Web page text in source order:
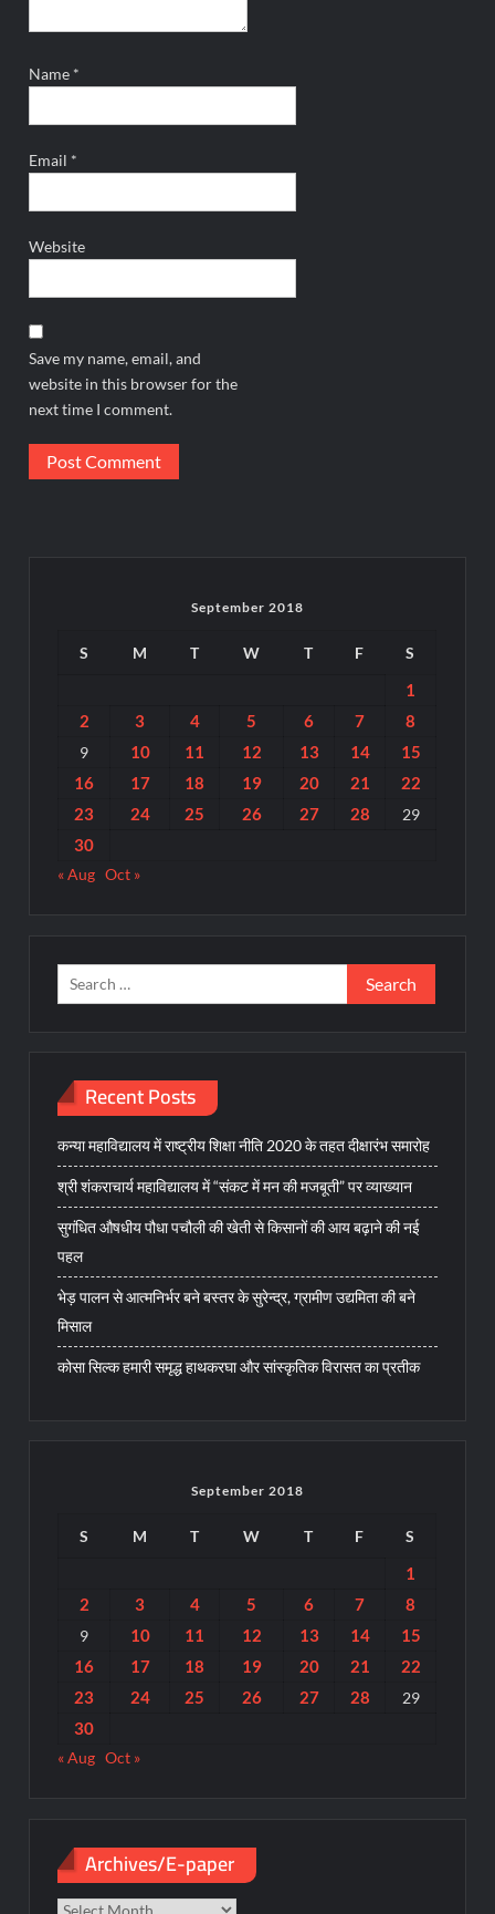
Name *
Email *
Website
Save my name, email, and
website in this browser for the
next time I comment.
September 2018
S M T W T F S
1
2
3 4 5 6 7 8
9 10 11 12 13 14
15
16
17 18 19 20 21
22
23
24 25 26 27 28 29
30
« Aug Oct »
Search
for:
Recent Posts
कन्या महाविद्यालय में राष्ट्रीय शिक्षा नीति 2020 के तहत दीक्षारंभ समारोह
श्री शंकराचार्य महाविद्यालय में “संकट में मन की मजबूती” पर व्याख्यान
सुगंधित औषधीय पौधा पचौली की खेती से किसानों की आय बढ़ाने की नई
पहल
भेड़ पालन से आत्मनिर्भर बने बस्तर के सुरेन्द्र, ग्रामीण उद्यमिता की बने
मिसाल
कोसा सिल्क हमारी समृद्ध हाथकरघा और सांस्कृतिक विरासत का प्रतीक
September 2018
S M T W T F S
1
2
3 4 5 6 7 8
9 10 11 12 13 14
15
16
17 18 19 20 21
22
23
24 25 26 27 28 29
30
« Aug Oct »
Archives/E-paper